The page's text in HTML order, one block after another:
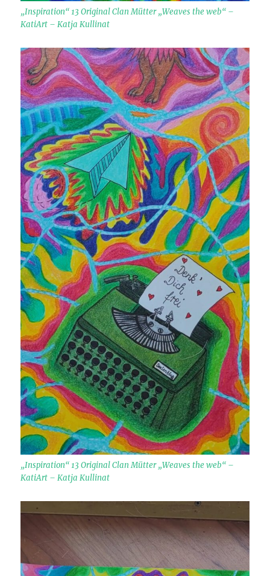
„Inspiration“ 13 Original Clan Mütter „Weaves the web“ –
KatiArt – Katja Kullinat
„Inspiration“ 13 Original Clan Mütter „Weaves the web“ –
KatiArt – Katja Kullinat